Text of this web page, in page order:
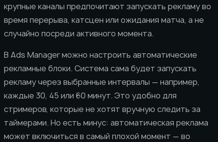
крупные каналы предпочитают запускать рекламу во
время перерыва, катсцен или ожидания матча, а не
случайно посреди активного момента.
В Ads Manager можно настроить автоматические
рекламные блоки. Система сама будет запускать
рекламу через выбранные интервалы — например,
каждые 30, 45 или 60 минут. Это удобно для
стримеров, которые не хотят вручную следить за
таймерами. Но есть минус: автоматическая реклама
может включиться в самый плохой момент — во